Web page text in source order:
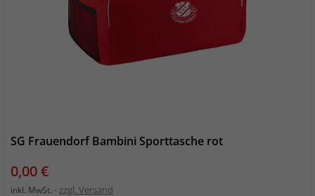
SG Frauendorf Bambini Sporttasche rot
Preis
0,00 €
inkl. MwSt. zzgl. Versand